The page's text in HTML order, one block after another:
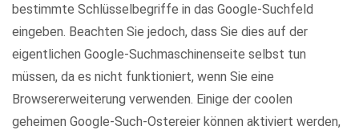
bestimmte Schlüsselbegriffe in das Google-Suchfeld
eingeben. Beachten Sie jedoch, dass Sie dies auf der
eigentlichen Google-Suchmaschinenseite selbst tun
müssen, da es nicht funktioniert, wenn Sie eine
Browsererweiterung verwenden. Einige der coolen
geheimen Google-Such-Ostereier können aktiviert werden,